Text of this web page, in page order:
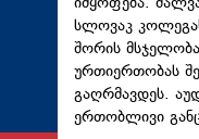
სპორტი
ტექნოლოგიები
ტაბლოიდი
სლოვაკ
შორის
ურთიერთობას
გაღრმავდეს.
ერთობლივი